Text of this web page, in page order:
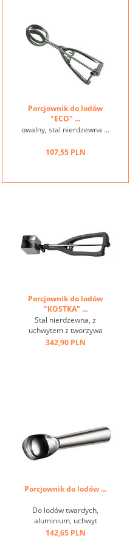
mycia w zmywarkach ...
Porcjownik do lodów
"ECO" ...
owalny, stal nierdzewna ...
107,55 PLN
Porcjownik do lodów
"KOSTKA" ...
Stal nierdzewna, z
uchwytem z tworzywa
sztucznego ...
342,90 PLN
Porcjownik do lodów ...
Do lodów twardych,
aluminium, uchwyt
przewodzący ciepło ...
142,65 PLN